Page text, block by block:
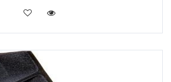
KOUPIT